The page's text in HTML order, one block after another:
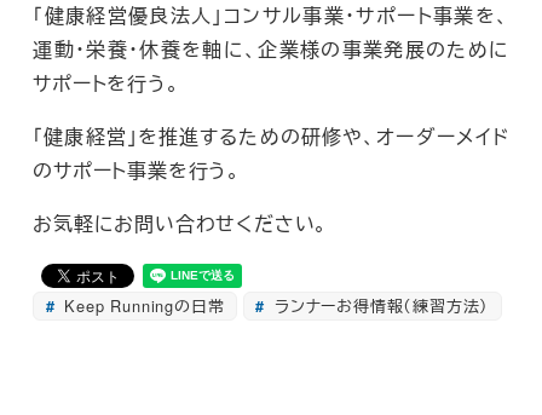
「健康経営優良法人」コンサル事業・サポート事業を、
運動・栄養・休養を軸に、企業様の事業発展のために
サポートを行う。
「健康経営」を推進するための研修や、オーダーメイド
のサポート事業を行う。
お気軽にお問い合わせください。
Keep Runningの日常 ランナーお得情報（練習方法）